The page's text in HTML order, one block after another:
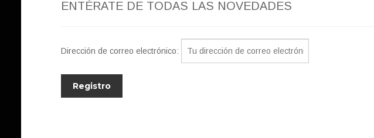
ENTÉRATE DE TODAS LAS NOVEDADES
Dirección de correo electrónico: